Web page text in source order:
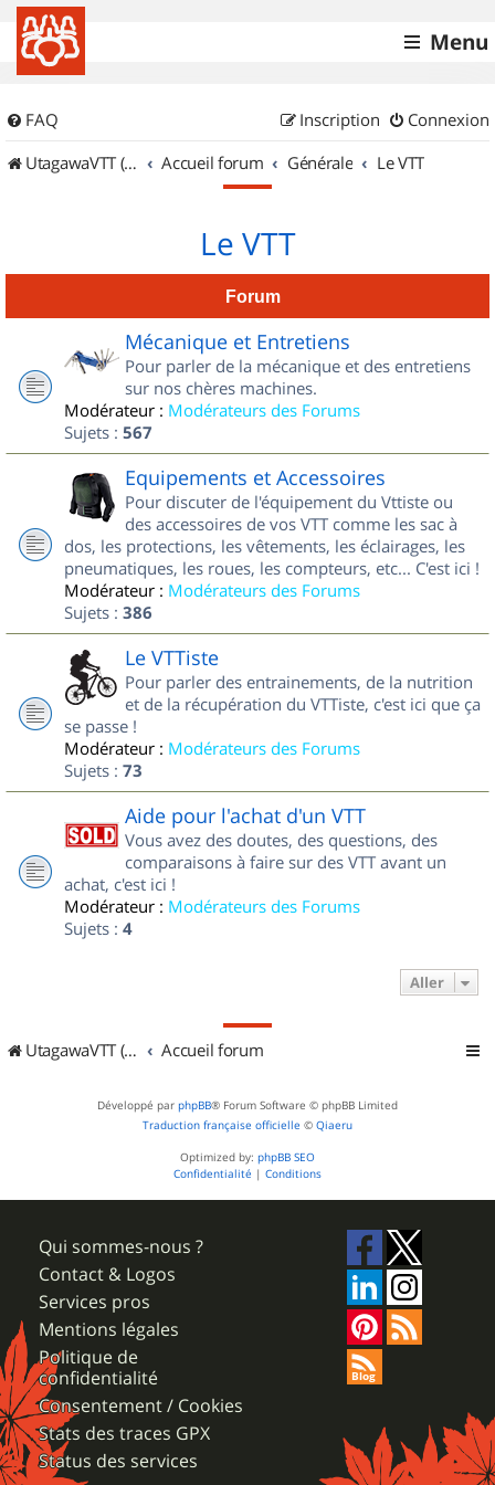
Menu
FAQ Connexion
Inscription
UtagawaVTT (Randos VTT et VTTAE avec traces GPS)
Accueil forum Générale Le VTT
Le VTT
Forum
Mécanique et Entretiens
Pour parler de la mécanique et des entretiens
sur nos chères machines.
Modérateur : Modérateurs des Forums
Sujets : 567
Equipements et Accessoires
Pour discuter de l'équipement du Vttiste ou
des accessoires de vos VTT comme les sac à
dos, les protections, les vêtements, les éclairages, les
pneumatiques, les roues, les compteurs, etc... C'est ici !
Modérateur : Modérateurs des Forums
Sujets : 386
Le VTTiste
Pour parler des entrainements, de la nutrition
et de la récupération du VTTiste, c'est ici que ça
se passe !
Modérateur : Modérateurs des Forums
Sujets : 73
Aide pour l'achat d'un VTT
Vous avez des doutes, des questions, des
comparaisons à faire sur des VTT avant un
achat, c'est ici !
Modérateur : Modérateurs des Forums
Sujets : 4
Aller
UtagawaVTT (Randos VTT et VTTAE avec traces GPS) Accueil forum
Développé par phpBB® Forum Software © phpBB Limited
Traduction française officielle © Qiaeru
Optimized by: phpBB SEO
Confidentialité | Conditions
Qui sommes-nous ?
Contact & Logos
Services pros
Mentions légales
Politique de
confidentialité
Consentement / Cookies
Stats des traces GPX
Status des services